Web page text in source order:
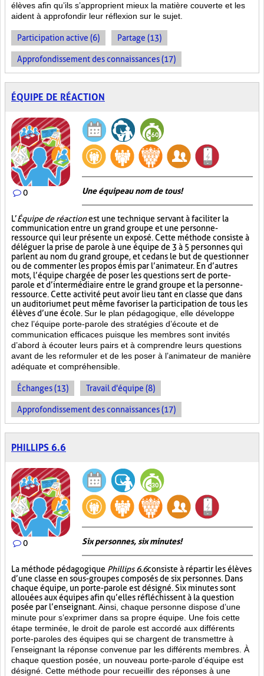
élèves afin qu’ils s’approprient mieux la matière couverte et les
aident à approfondir leur réflexion sur le sujet.
Participation active (6) Partage (13)
Approfondissement des connaissances (17)
ÉQUIPE DE RÉACTION
0 Une équipe au nom de tous!
L’Équipe de réactionest une technique servant à faciliter la
communication entre un grand groupe et une personne-
ressource qui leur présente un exposé. Cette méthode consiste à
déléguer la prise de parole à une équipe de 3 à 5 personnes qui
parlent au nom du grand groupe, et ce dans le but de questionner
ou de commenter les propos émis par l’animateur. En d’autres
mots, l’équipe chargée de poser les questions sert de porte-
parole et d’intermédiaire entre le grand groupe et la personne-
ressource. Cette activité peut avoir lieu tant en classe que dans
un auditorium et peut même favoriser la participation de tous les
élèves d’une école. Sur le plan pédagogique, elle développe
chez l’équipe porte-parole des stratégies d’écoute et de
communication efficaces puisque les membres sont invités
d’abord à écouter leurs pairs et à comprendre leurs questions
avant de les reformuler et de les poser à l’animateur de manière
adéquate et compréhensible.
Échanges (13) Travail d'équipe (8)
Approfondissement des connaissances (17)
PHILLIPS 6.6
0 Six personnes, six minutes!
La méthode pédagogique Phillips 6.6consiste à répartir les élèves
d’une classe en sous-groupes composés de six personnes. Dans
chaque équipe, un porte-parole est désigné. Six minutes sont
allouées aux équipes afin qu’elles réfléchissent à la question
posée par l’enseignant. Ainsi, chaque personne dispose d’une
minute pour s’exprimer dans sa propre équipe. Une fois cette
étape terminée, le droit de parole est accordé aux différents
porte-paroles des équipes qui se chargent de transmettre à
l’enseignant la réponse convenue par les différents membres. À
chaque question posée, un nouveau porte-parole d’équipe est
désigné. Cette méthode pour recueillir des réponses à une